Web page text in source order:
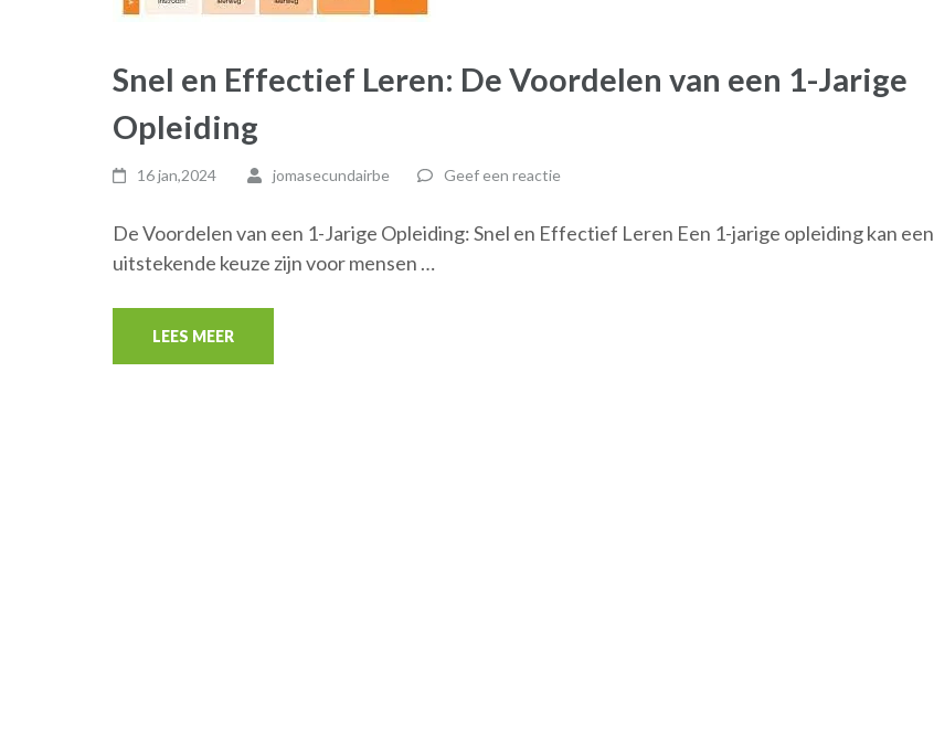
Snel en Effectief Leren: De Voordelen van een 1-Jarige
Opleiding
16 jan,2024 jomasecundairbe Geef een reactie
De Voordelen van een 1-Jarige Opleiding: Snel en Effectief Leren Een 1-jarige opleiding kan een
uitstekende keuze zijn voor mensen …
LEES MEER